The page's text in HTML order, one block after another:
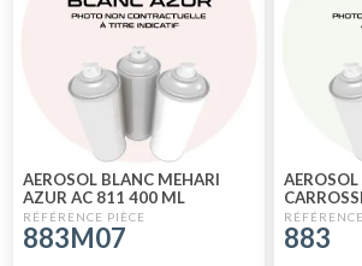
AEROSOL BLANC MEHARI
AZUR AC 811 400 ML
883M07 883